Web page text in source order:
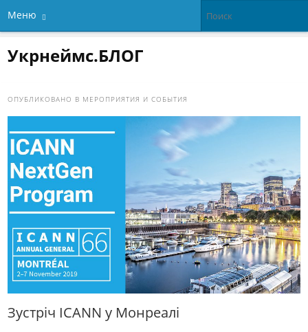
Меню
Укрнеймс.БЛОГ
ОПУБЛИКОВАНО В МЕРОПРИЯТИЯ И СОБЫТИЯ
Зустріч ICANN у Монреалі